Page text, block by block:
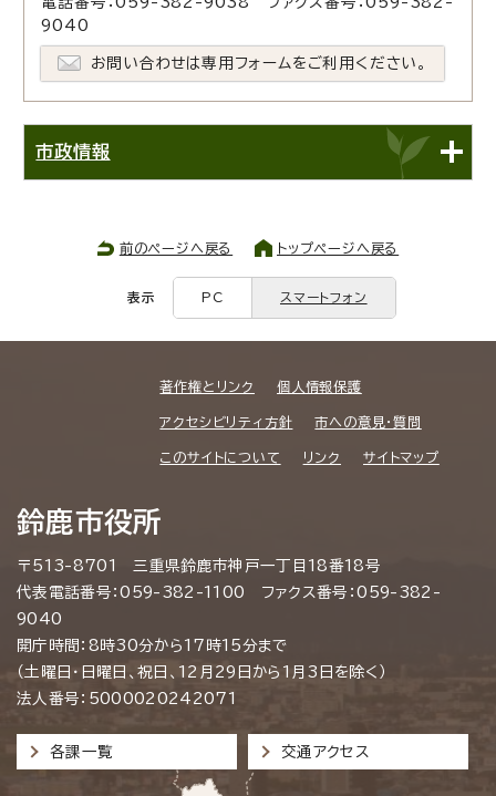
9040
お問い合わせは専用フォームをご利用ください。
市政情報
前のページへ戻る トップページへ戻る
表示 PC スマートフォン
著作権とリンク 個人情報保護
アクセシビリティ方針 市への意見・質問
このサイトについて リンク サイトマップ
鈴鹿市役所
〒513-8701 三重県鈴鹿市神戸一丁目18番18号
代表電話番号：059-382-1100 ファクス番号：059-382-
9040
開庁時間：8時30分から17時15分まで
（土曜日・日曜日、祝日、12月29日から1月3日を除く）
法人番号：5000020242071
各課一覧 交通アクセス